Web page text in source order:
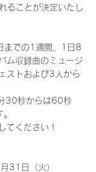
ることが決定いたし
での1週間、1日8
ム収録曲のミュージ
ストおよび3人から
30秒からは60秒
てください！
31日（火）